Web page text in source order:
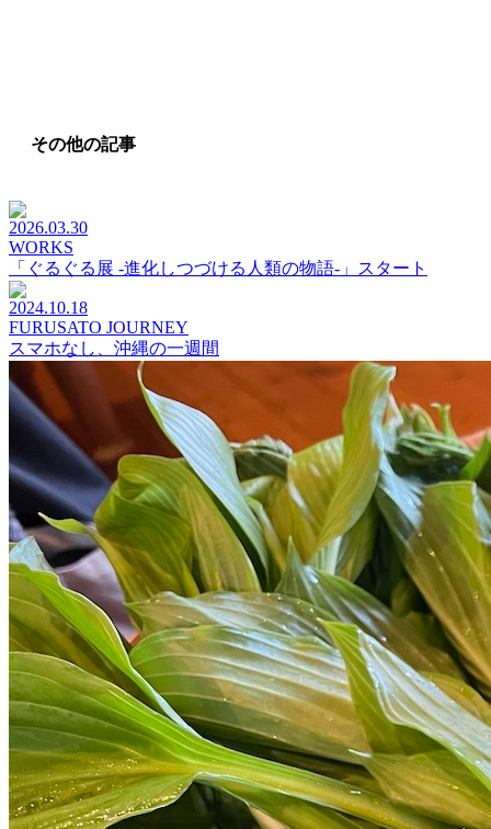
その他の記事
2026.03.30
WORKS
「ぐるぐる展 -進化しつづける人類の物語-」スタート
2024.10.18
FURUSATO JOURNEY
スマホなし、沖縄の一週間